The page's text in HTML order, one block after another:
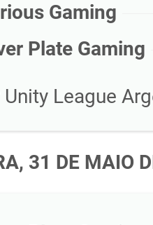
Gaming
Plate Gaming
Unity League
31 DE MAIO